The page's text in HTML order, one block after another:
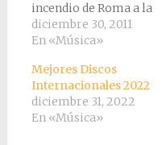
incendio de Roma a la
caída de las Torres de
New York.
Bush y Elton John. He
leido hoy en
RockdeLux que esta
era la canción más
diciembre 30, 2011
En «Música»
Mejores Discos
Internacionales 2022
diciembre 31, 2022
En «Música»